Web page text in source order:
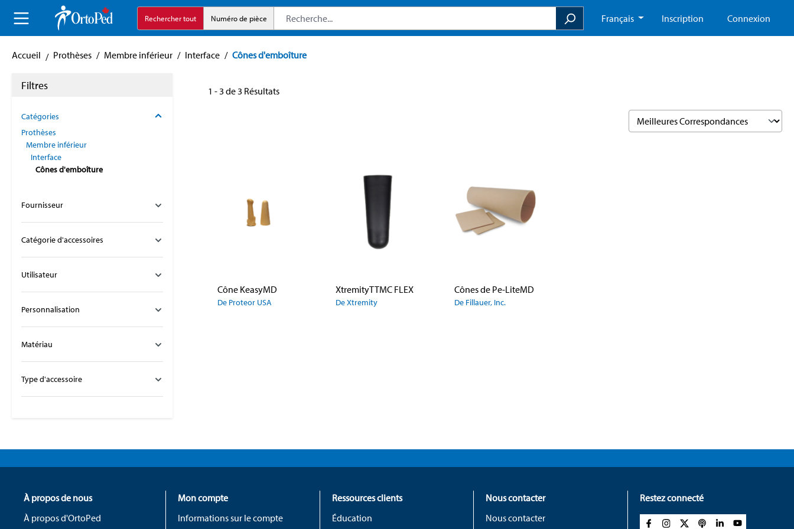
Aller à la navigation principaleRechercher tout Numéro de pièce Français Inscription Connexion
Accueil Prothèses / Membre inférieur / Interface / Cônes d'emboîture
Filtres
Catégories
Prothèses
Membre inférieur
Interface
Cônes d'emboîture
Fournisseur
Catégorie d'accessoires
Utilisateur
Personnalisation
Matériau
Type d'accessoire
1 - 3 de 3 Résultats
Cône KeasyMD
De Proteor USA
XtremityTTMC FLEX
De Xtremity
Cônes de Pe-LiteMD
De Fillauer, Inc.
À propos de nous
À propos d'OrtoPed
Mon compte
Informations sur le compte
Ressources clients
Éducation
Nous contacter
Nous contacter
Restez connecté